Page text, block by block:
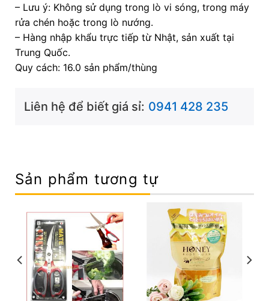
– Lưu ý: Không sử dụng trong lò vi sóng, trong máy
rửa chén hoặc trong lò nướng.
– Hàng nhập khẩu trực tiếp từ Nhật, sản xuất tại
Trung Quốc.
Quy cách: 16.0 sản phẩm/thùng
Liên hệ để biết giá sỉ: 0941 428 235
Sản phẩm tương tự